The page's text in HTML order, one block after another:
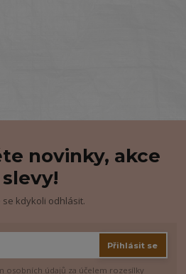
novinky, akce
slevy!
se kdykoli odhlásit.
Přihlásit se
osobních údajů za účelem rozesílky